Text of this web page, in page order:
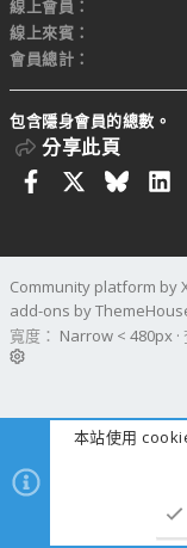
線上會員
線上來賓
會員總計
包含隱身會員的總數。
分享此頁
Facebook
Community platform by
add-ons by
寬度
本站使用